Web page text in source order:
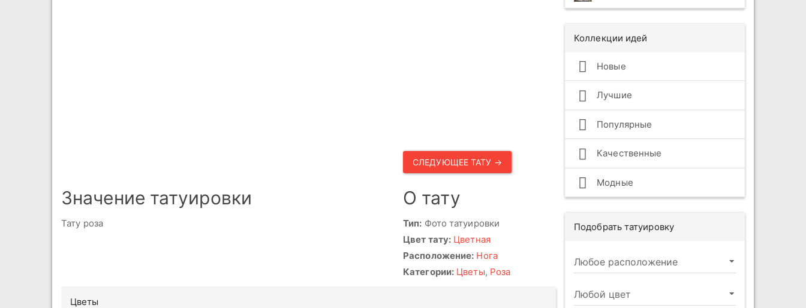
СЛЕДУЮЩЕЕ ТАТУ →
Значение татуировки
Тату роза
О тату
Тип: Фото татуировки
Цвет тату: Цветная
Расположение: Нога
Категории: Цветы, Роза
Цветы
Коллекции идей
Новые
Лучшие
Популярные
Качественные
Модные
Подобрать татуировку